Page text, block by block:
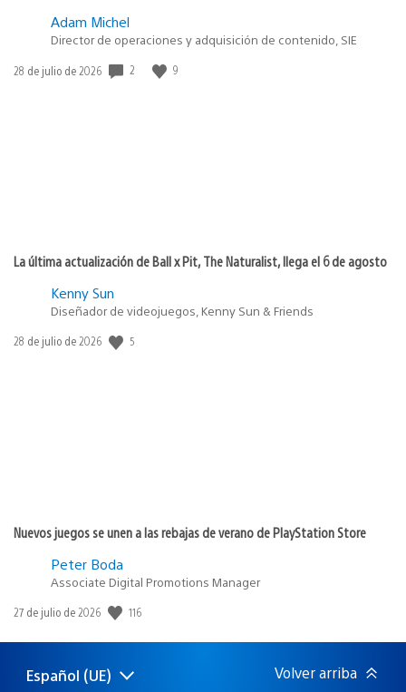
Adam Michel
Director de operaciones y adquisición de contenido, SIE
Fecha
28 de julio de 2026 2 9
La última actualización de Ball x Pit, The Naturalist, llega el 6 de agosto
Kenny Sun
Diseñador de videojuegos, Kenny Sun & Friends
Fecha
28 de julio de 2026 5
Nuevos juegos se unen a las rebajas de verano de PlayStation Store
Peter Boda
Associate Digital Promotions Manager
Fecha
publicación:
27 de julio de 2026 116
Selecciona
Región
Español (UE) Volver arriba